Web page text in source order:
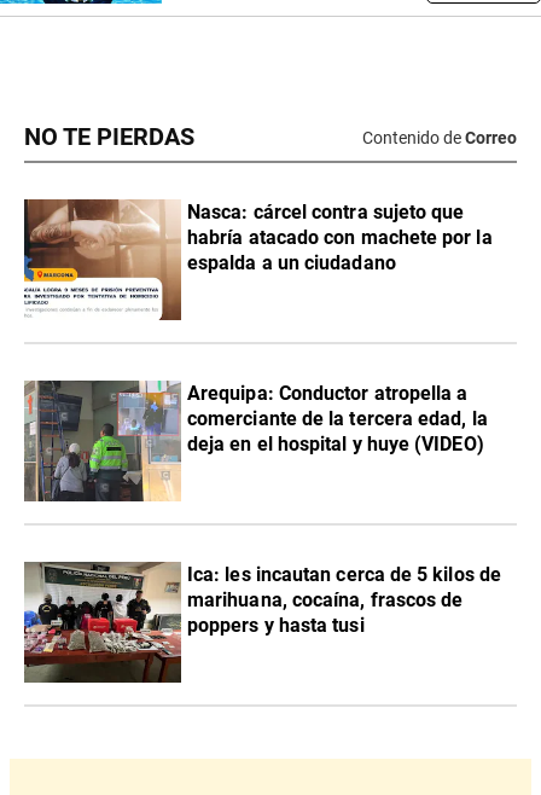
NO TE PIERDAS Contenido deCorreo
Nasca: cárcel contra sujeto que
habría atacado con machete por la
espalda a un ciudadano
Arequipa: Conductor atropella a
comerciante de la tercera edad, la
deja en el hospital y huye (VIDEO)
Ica: les incautan cerca de 5 kilos de
marihuana, cocaína, frascos de
poppers y hasta tusi